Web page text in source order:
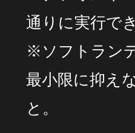
通りに実行で
※ソフトラン
最小限に抑え
と。